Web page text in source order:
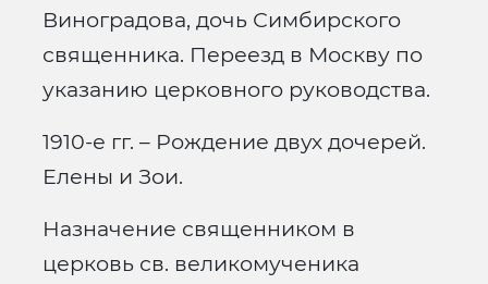
Виноградова, дочь Симбирского
священника. Переезд в Москву по
указанию церковного руководства.
1910-е гг. – Рождение двух дочерей.
Елены и Зои.
Назначение священником в
церковь св. великомученика